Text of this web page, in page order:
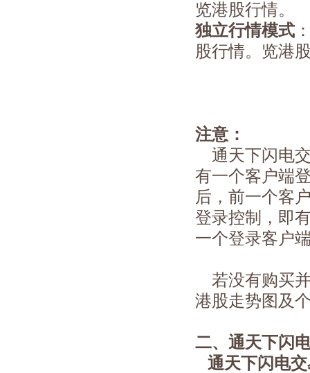
览港股行情。
独立行情模式
股行情。 览港
注意：
通天下闪电
有一个客户端
后，前一个客
登录控制，即
一个登录客户
若没有购买
港股走势图及
二、通天下闪
通天下闪电交